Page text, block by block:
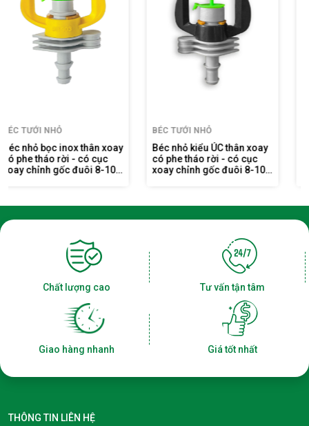
BÉC TƯỚI NHỎ
Béc nhỏ kiểu ÚC thân xoay
có phe tháo rời - có cục
xoay chỉnh gốc đuôi 8-10
BÉC TƯỚI NHỎ
Béc nhỏ kiểu Úc có móc
rời - có cục xoay chỉnh gốc
ren ngoài 17 BB-909+G
Chất lượng cao Tư vấn tận tâm
Giao hàng nhanh Giá tốt nhất
THÔNG TIN LIÊN HỆ